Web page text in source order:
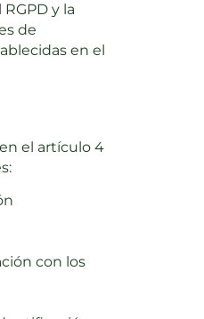
y la
de
en el
el artículo 4
con los